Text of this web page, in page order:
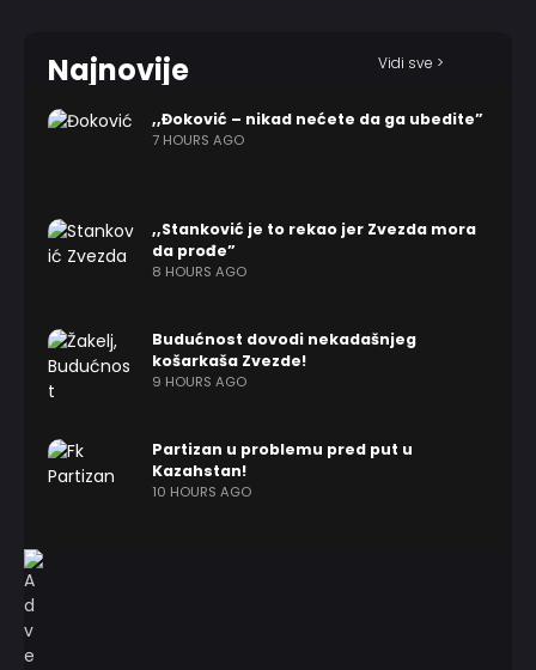
Najnovije Vidi sve >
,,Đoković – nikad nećete da ga ubedite”
7 HOURS AGO
,,Stanković je to rekao jer Zvezda mora
da prođe”
8 HOURS AGO
Budućnost dovodi nekadašnjeg
košarkaša Zvezde!
9 HOURS AGO
Partizan u problemu pred put u
Kazahstan!
10 HOURS AGO